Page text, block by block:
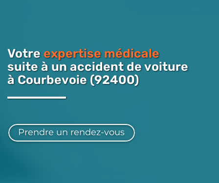
Votre expertise médicale
suite à un accident de voiture
à Courbevoie (92400)
Prendre un rendez-vous